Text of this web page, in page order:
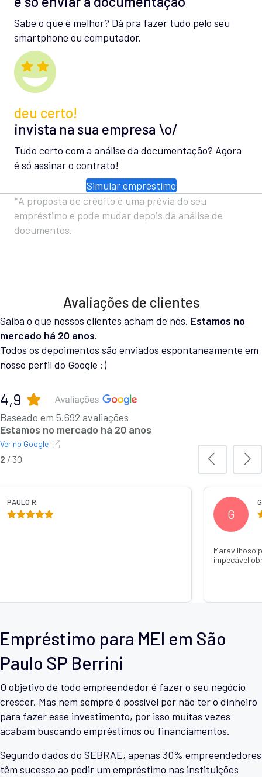
Sabe o que é melhor? Dá pra fazer tudo pelo seu
smartphone ou computador.
deu certo!
invista na sua empresa \o/
Tudo certo com a análise da documentação? Agora
é só assinar o contrato!
Simular empréstimo
*A proposta de crédito é uma prévia do seu
empréstimo e pode mudar depois da análise de
documentos.
Avaliações de clientes
Saiba o que nossos clientes acham de nós. Estamos no
mercado há 20 anos.
Todos os depoimentos são enviados espontaneamente em
nosso perfil do Google :)
4,9
Baseado em 5.692 avaliações
Estamos no mercado há 20 anos
Ver no Google
C. MURILO
Recomendo de
o dinheiro já
3 / 30
Empréstimo para MEI em São
Paulo SP Berrini
O objetivo de todo empreendedor é fazer o seu negócio
crescer. Mas nem sempre é possível por não ter o dinheiro
para fazer esse investimento, por isso muitas vezes
acabam buscando empréstimos ou financiamentos.
Segundo dados do SEBRAE, apenas 30% empreendedores
têm sucesso ao pedir um empréstimo nas instituições